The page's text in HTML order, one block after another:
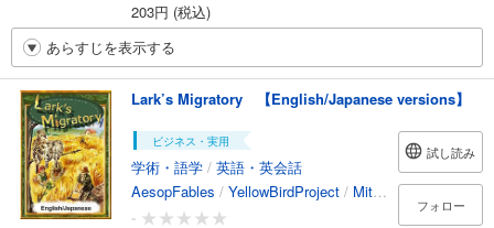
203円 (税込)
あらすじを表示する
Lark’s Migratory 【English/Japanese versions】
ビジネス・実用
学術・語学 / 英語・英会話
AesopFables / YellowBirdProject / MitsutoshiKatsunaga
-
試し読み
フォロー